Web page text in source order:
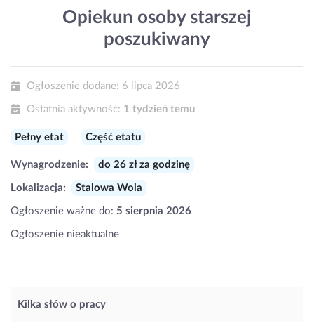
Opiekun osoby starszej
poszukiwany
Ogłoszenie dodane: 6 lipca 2026
Ostatnia aktywność: 1 tydzień temu
Pełny etat Część etatu
Wynagrodzenie: do 26 zł za godzinę
Lokalizacja: Stalowa Wola
Ogłoszenie ważne do: 5 sierpnia 2026
Ogłoszenie nieaktualne
Kilka słów o pracy